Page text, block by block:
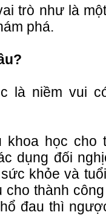
trò như là
phá.
là niềm vui
khoa học cho
dụng đối
khỏe và
thành
đau thì